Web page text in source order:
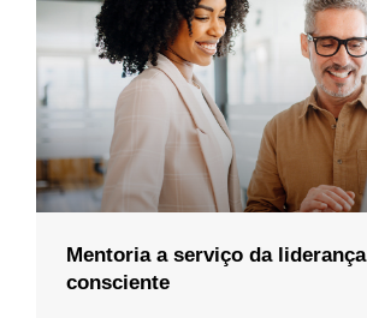
Mentoria a serviço da liderança
consciente